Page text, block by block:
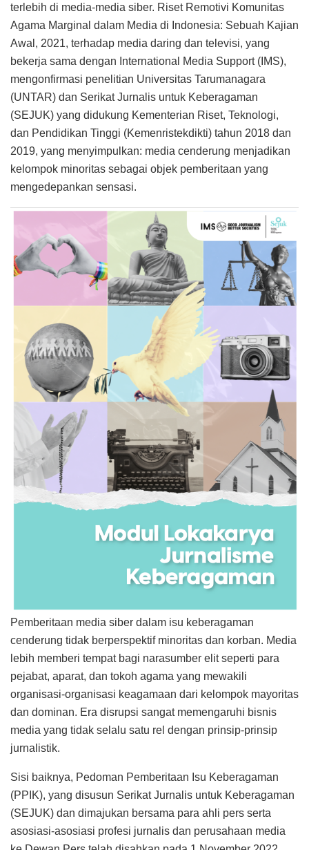
terlebih di media-media siber. Riset Remotivi Komunitas
Agama Marginal dalam Media di Indonesia: Sebuah Kajian
Awal, 2021, terhadap media daring dan televisi, yang
bekerja sama dengan International Media Support (IMS),
mengonfirmasi penelitian Universitas Tarumanagara
(UNTAR) dan Serikat Jurnalis untuk Keberagaman
(SEJUK) yang didukung Kementerian Riset, Teknologi,
dan Pendidikan Tinggi (Kemenristekdikti) tahun 2018 dan
2019, yang menyimpulkan: media cenderung menjadikan
kelompok minoritas sebagai objek pemberitaan yang
mengedepankan sensasi.
Pemberitaan media siber dalam isu keberagaman
cenderung tidak berperspektif minoritas dan korban. Media
lebih memberi tempat bagi narasumber elit seperti para
pejabat, aparat, dan tokoh agama yang mewakili
organisasi-organisasi keagamaan dari kelompok mayoritas
dan dominan. Era disrupsi sangat memengaruhi bisnis
media yang tidak selalu satu rel dengan prinsip-prinsip
jurnalistik.
Sisi baiknya, Pedoman Pemberitaan Isu Keberagaman
(PPIK), yang disusun Serikat Jurnalis untuk Keberagaman
(SEJUK) dan dimajukan bersama para ahli pers serta
asosiasi-asosiasi profesi jurnalis dan perusahaan media